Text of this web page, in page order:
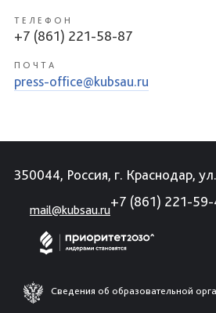
ТЕЛЕФОН
+7 (861) 221-58-87
ПОЧТА
press-office@kubsau.ru
350044, Россия, г. Краснодар,
mail@kubsau.ru
+7 (861) 221-
Сведения об образовательной